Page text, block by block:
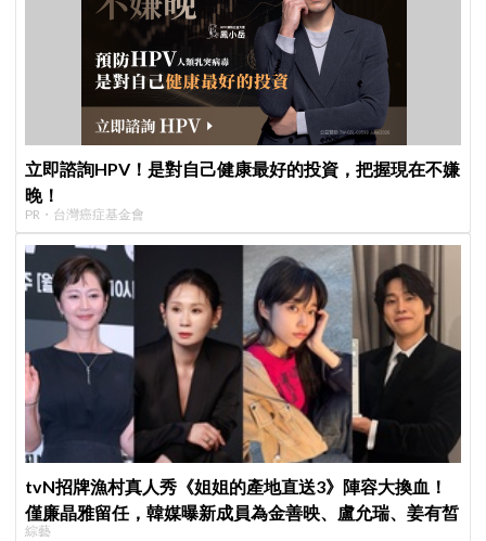
立即諮詢HPV！是對自己健康最好的投資，把握現在不嫌
晚！
PR・台灣癌症基金會
tvN招牌漁村真人秀《姐姐的產地直送3》陣容大換血！
僅廉晶雅留任，韓媒曝新成員為金善映、盧允瑞、姜有皙
綜藝